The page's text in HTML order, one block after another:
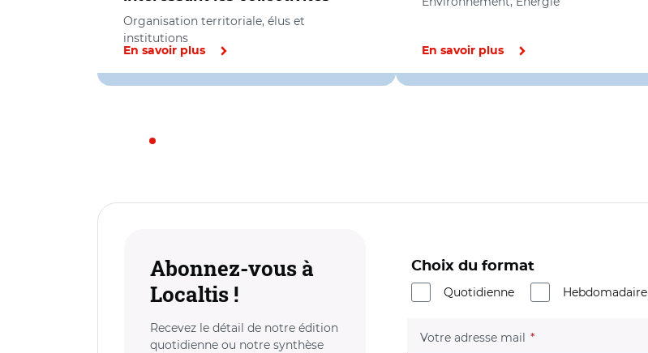
Organisation territoriale, élus et
institutions
En savoir plus En savoir plus
Abonnez-vous à
Localtis !
Recevez le détail de notre édition
quotidienne ou notre synthèse
Choix du format
Quotidienne
Hebdomadaire
Votre adresse mail (champ obligatoire)